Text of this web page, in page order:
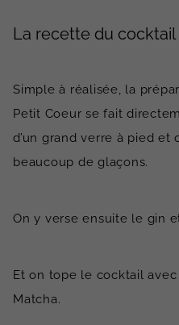
La recette du
Simple à réalisée, la
Petit Coeur se fait
d’un grand verre à pied
beaucoup de glaçons.
On y verse ensuite le gin
Et on tope le cocktail
Matcha.